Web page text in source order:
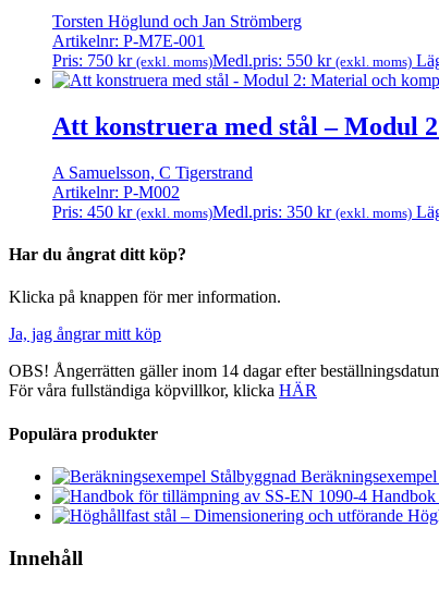
Torsten Höglund och Jan Strömberg
Artikelnr: P-M7E-001
Pris: 750 kr (exkl. moms)Medl.pris: 550 kr (exkl. moms)
Att konstruera med stål – Modul
A Samuelsson, C Tigerstrand
Artikelnr: P-M002
Pris: 450 kr (exkl. moms)Medl.pris: 350 kr (exkl. moms)
Har du ångrat ditt köp?
Klicka på knappen för mer information.
Ja, jag ångrar mitt köp
OBS! Ångerrätten gäller inom 14 dagar efter
För våra fullständiga köpvillkor, klicka HÄR
Populära produkter
Innehåll